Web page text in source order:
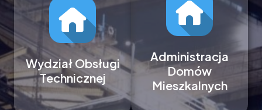
Wydział Obsługi
Technicznej
Administracja
Domów
Mieszkalnych